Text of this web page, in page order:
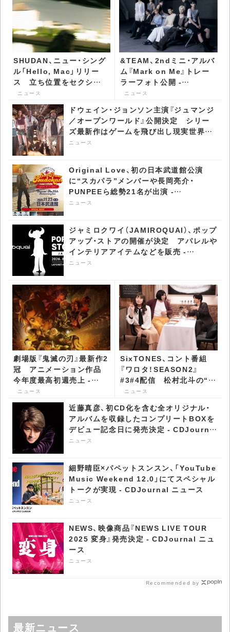
SHUDAN、ニュー・シング
ル「Hello, Mac」リリー
ス 立ち位置をセクシー
ドリル上で提示 -
CDJournal ニュース
ニュース
&TEAM、2ndミニ・アルバ
ム『Mark on Me』トレー
ラーフォト公開 -
CDJournal ニュース
ニュース
ドウェイン・ジョンソン主演『ジュマンジ
／オープンワールド』公開決定 シリー
ズ最新作はゲームを飛び出し現実世界へ
- CDJournal ニュース
ニュース
Original Love、初の日本武道館公演
に“スカパラ”メンバーや長岡亮介・
PUNPEEら総勢21名が出演 -
CDJournal ニュース
ニュース
ジャミロクワイ（JAMIROQUAI）、ポップ
アップ・ストアの開催が決定 アパレルや
インテリアアイテムなどを販売 -
CDJournal ニュース
ニュース
劇場版『鬼滅の刃』最新作2
冠 アニメーション作品
今年度最高初週売上 -
CDJournal ニュース
ニュース
SixTONES、コント番組
『ワロタ！SEASON2』
#3#4配信 松村北斗の“あ
る表情”に大盛り上がり -
ニュース
近藤真彦、初CD化を含む全オリジナル・
アルバムを収録したコンプリートBOXを
デビュー記念日に発売決定 - CDJournal
ニュース
ニュース
細野晴臣×パペットスンスン、「YouTube
Music Weekend 12.0」にてスペシャル
トークが実現 - CDJournal ニュース
ニュース
NEWS、映像商品『NEWS LIVE TOUR
2025 変身』発売決定 - CDJournal ニュ
ース
ニュース
Recommended by
最新ニュース